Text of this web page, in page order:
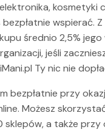
kosmetyki
bezpłatnie wspierać.
średnio 2,5%
jeśli
Ty nic nie
bezpłatnie przy
Możesz
sklepów, a także przy